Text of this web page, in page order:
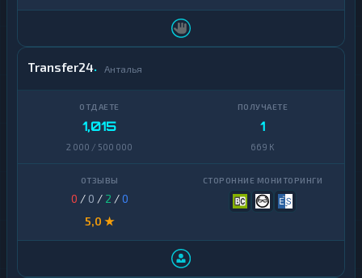
Transfer24 Анталья
1,015
2 000 / 500 000
1
669 K
0 / 0 / 2 /0
5,0 ★